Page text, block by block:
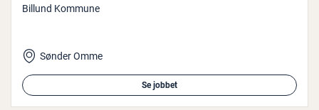
Billund Kommune
Sønder Omme
Se jobbet